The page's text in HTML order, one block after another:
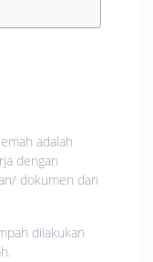
adalah
dengan
dokumen dari
dilakukan